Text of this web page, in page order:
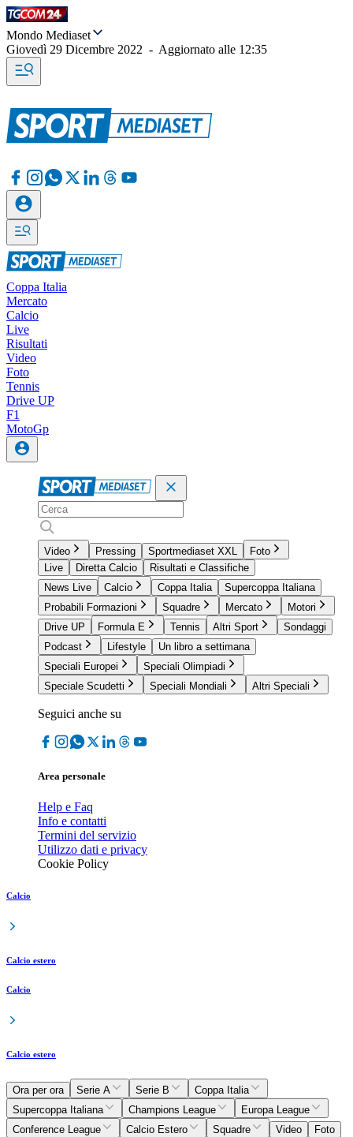
Mondo Mediaset
Giovedì 29 Dicembre 2022 - Aggiornato alle 12:35
Coppa Italia
Mercato
Calcio
Live
Risultati
Video
Foto
Tennis
Drive UP
F1
MotoGp
Video Pressing Sportmediaset XXL
Foto
Live
Diretta Calcio
Risultati e Classifiche
News Live
Calcio Coppa Italia
Supercoppa Italiana
Probabili Formazioni
Squadre Mercato
Motori
Drive UP
Formula E Tennis Altri Sport
Sondaggi
Podcast
Lifestyle
Un libro a settimana
Speciali Europei
Speciali Olimpiadi
Speciale Scudetti
Speciali Mondiali Altri Speciali
Seguici anche su
Area personale
Help e Faq
Info e contatti
Termini del servizio
Utilizzo dati e privacy
Cookie Policy
Calcio
Calcio estero
Calcio
Calcio estero
Ora per ora Serie A Serie B
Coppa Italia
Supercoppa Italiana
Champions League
Europa League
Conference League
Calcio Estero Squadre Video
Foto